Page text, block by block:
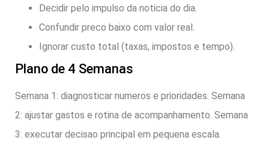
Decidir pelo impulso da noticia do dia.
Confundir preco baixo com valor real.
Ignorar custo total (taxas, impostos e tempo).
Plano de 4 Semanas
Semana 1: diagnosticar numeros e prioridades. Semana
2: ajustar gastos e rotina de acompanhamento. Semana
3: executar decisao principal em pequena escala.